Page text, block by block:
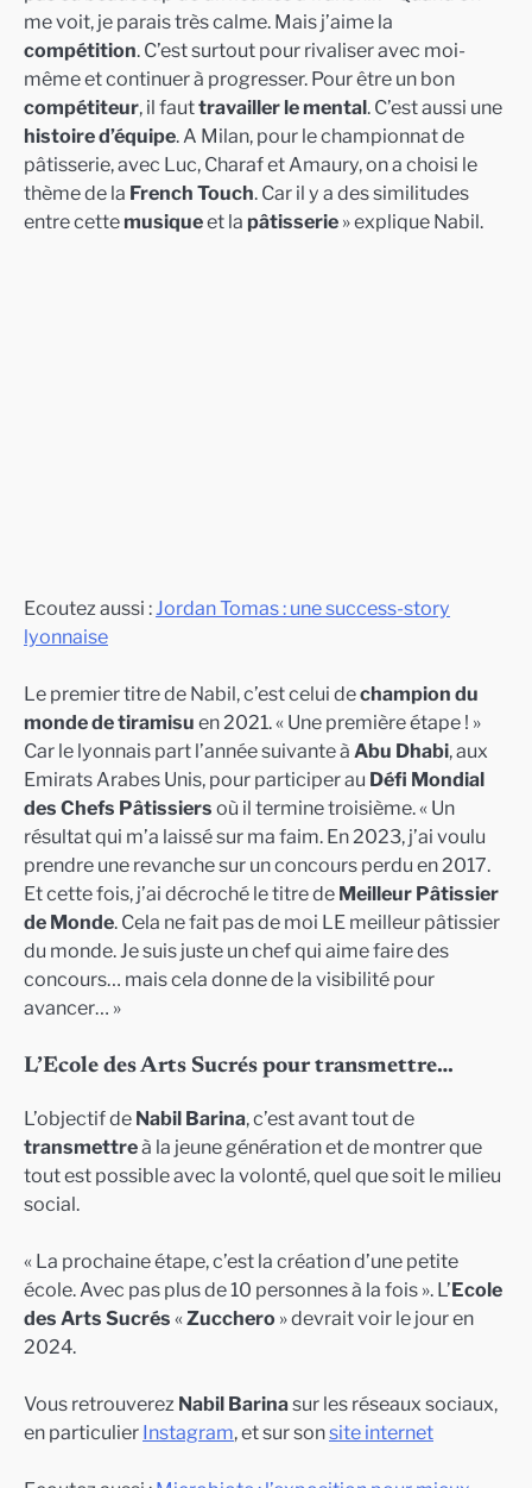
me voit, je parais très calme. Mais j’aime la
compétition. C’est surtout pour rivaliser avec moi-
même et continuer à progresser. Pour être un bon
compétiteur, il fauttravailler le mental. C’est aussi une
histoire d’équipe. A Milan, pour le championnat de
pâtisserie, avec Luc, Charaf et Amaury, on a choisi le
thème de la French Touch. Car il y a des similitudes
entre cette musiqueet la pâtisserie » explique Nabil.
Ecoutez aussi :Jordan Tomas : une success-story
lyonnaise
Le premier titre de Nabil, c’est celui dechampion du
monde de tiramisu en 2021. « Une première étape ! »
Car le lyonnais part l’année suivante à Abu Dhabi, aux
Emirats Arabes Unis, pour participer au Défi Mondial
des Chefs Pâtissiers où il termine troisième. « Un
résultat qui m’a laissé sur ma faim. En 2023, j’ai voulu
prendre une revanche sur un concours perdu en 2017.
Et cette fois, j’ai décroché le titre de Meilleur Pâtissier
de Monde. Cela ne fait pas de moi LE meilleur pâtissier
du monde. Je suis juste un chef qui aime faire des
concours… mais cela donne de la visibilité pour
avancer… »
L’Ecole des Arts Sucrés pour transmettre…
L’objectif de Nabil Barina, c’est avant tout de
transmettreà la jeune génération et de montrer que
tout est possible avec la volonté, quel que soit le milieu
social.
« La prochaine étape, c’est la création d’une petite
école. Avec pas plus de 10 personnes à la fois ». L’Ecole
des Arts Sucrés «Zucchero » devrait voir le jour en
2024.
Vous retrouverez Nabil Barinasur les réseaux sociaux,
en particulier Instagram, et sur sonsite internet